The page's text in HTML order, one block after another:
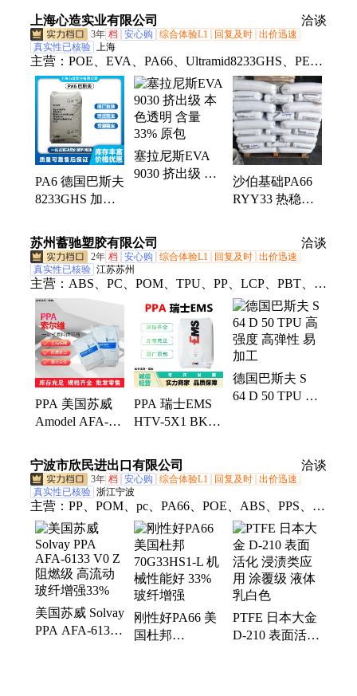
耐磨耗改良
用尼龙612材料
上海心造实业有限公司 洽谈
3年 档 安心购 综合体验L1 回复及时 出价迅速
真实性已核验 上海
主营： POE、EVA、PA66、Ultramid8233GHS、PE、
ABS、PP、LDPE、HDPE、PC、PA6、POM、
PEEK、PVDF、PBT
PA6 德国巴斯夫
8233GHS 加纤
稳定性 工业
塞拉尼斯EVA
9030 挤出级 本
沙伯基础PA66
RYY33 热稳定
苏州蓄驰塑胶有限公司 洽谈
2年 档 安心购 综合体验L1 回复及时 出价迅速
真实性已核验 江苏苏州
主营： ABS、PC、POM、TPU、PP、LCP、PBT、
PMMA、Pom100p、Pom900p、Pom500p、M90-44、
F20-03、ABS747、ABS757、PEEK、PVDF、
PPSU、PPA、PARA、PCTG、PA9T、Pa12、COC
PPA 美国苏威
Amodel AFA-
性 33% 玻璃纤
维增强
PPA 瑞士EMS
HTV-5X1 BK
稳定性 易脱模
玻纤增强33%
德国巴斯夫 S
64 D 50 TPU 高
宁波市欣民进出口有限公司 洽谈
3年 档 安心购 综合体验L1 回复及时 出价迅速
真实性已核验 浙江宁波
主营： PP、POM、pc、PA66、POE、ABS、PPS、
PBT、PA6
美国苏威 Solvay
PPA AFA-6133
刚性好PA66 美
国杜邦
PTFE 日本大金
D-210 表面活化